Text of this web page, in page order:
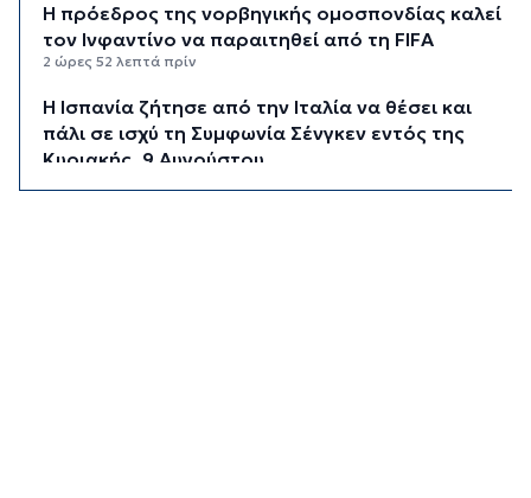
Η πρόεδρος της νορβηγικής ομοσπονδίας καλεί
τον Ινφαντίνο να παραιτηθεί από τη FIFA
2 ώρες 52 λεπτά πρίν
H Ισπανία ζήτησε από την Ιταλία να θέσει και
πάλι σε ισχύ τη Συμφωνία Σένγκεν εντός της
Κυριακής, 9 Αυγούστου